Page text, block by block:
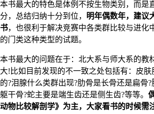
本书最大的特色是体例不按生物类别，而是
分，总结归纳十分到位， 明年偶数年，建议
书，也很利于解决竞赛中各类群比较与进化
的门类这种类型的试题。
本书最大的问题在于：北大系与师大系的教
大!比如目前发现的不一致之处包括有：皮
的?泪腺什么类群出现?肋骨是长骨还是扁骨
躯干骨?蛇主要是端生齿还是侧生齿?等等。
动物比较解剖学》为主，大家看书的时候需